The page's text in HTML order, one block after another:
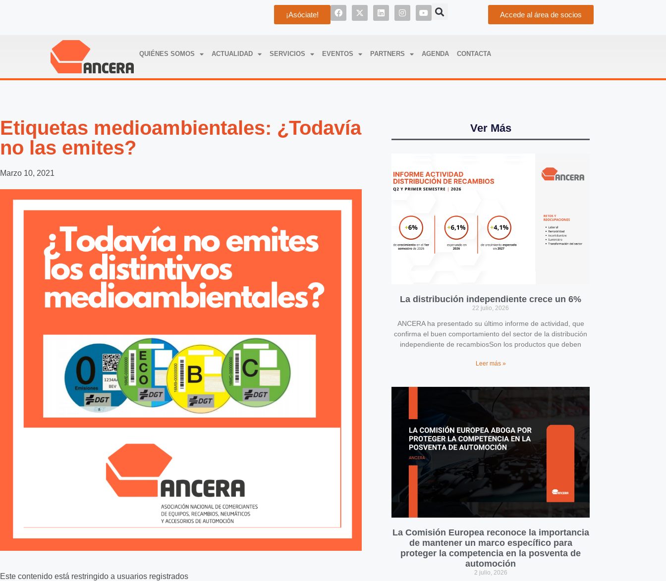
¡Asóciate! Accede al área de socios
QUIÉNES SOMOS ACTUALIDAD SERVICIOS EVENTOS PARTNERS AGENDA CONTACTA
Etiquetas medioambientales: ¿Todavía
no las emites?
Marzo 10, 2021
Este contenido está restringido a usuarios registrados
Ver Más
La distribución independiente crece un 6%
22 julio, 2026
ANCERA ha presentado su último informe de actividad, que
confirma el buen comportamiento del sector de la distribución
independiente de recambiosSon los productos que deben
Leer más »
La Comisión Europea reconoce la importancia
de mantener un marco específico para
proteger la competencia en la posventa de
automoción
2 julio, 2026